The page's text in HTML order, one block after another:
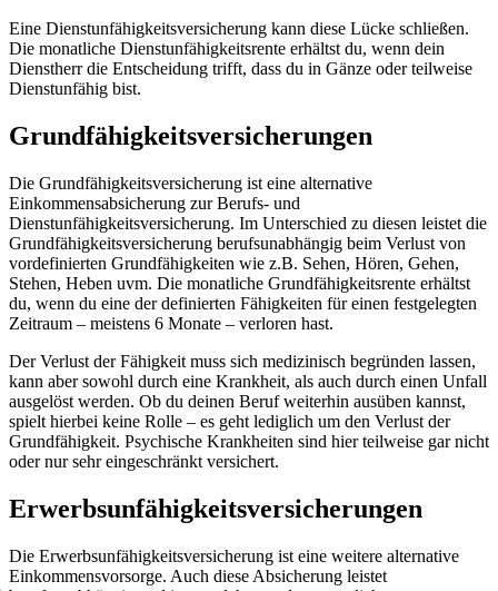
Eine Dienstunfähigkeitsversicherung kann diese Lücke schließen.
Die monatliche Dienstunfähigkeitsrente erhältst du, wenn dein
Dienstherr die Entscheidung trifft, dass du in Gänze oder teilweise
Dienstunfähig bist.
Grundfähigkeitsversicherungen
Die Grundfähigkeitsversicherung ist eine alternative
Einkommensabsicherung zur Berufs- und
Dienstunfähigkeitsversicherung. Im Unterschied zu diesen leistet die
Grundfähigkeitsversicherung berufsunabhängig beim Verlust von
vordefinierten Grundfähigkeiten wie z.B. Sehen, Hören, Gehen,
Stehen, Heben uvm. Die monatliche Grundfähigkeitsrente erhältst
du, wenn du eine der definierten Fähigkeiten für einen festgelegten
Zeitraum – meistens 6 Monate – verloren hast.
Der Verlust der Fähigkeit muss sich medizinisch begründen lassen,
kann aber sowohl durch eine Krankheit, als auch durch einen Unfall
ausgelöst werden. Ob du deinen Beruf weiterhin ausüben kannst,
spielt hierbei keine Rolle – es geht lediglich um den Verlust der
Grundfähigkeit. Psychische Krankheiten sind hier teilweise gar nicht
oder nur sehr eingeschränkt versichert.
Erwerbsunfähigkeitsversicherungen
Die Erwerbsunfähigkeitsversicherung ist eine weitere alternative
Einkommensvorsorge. Auch diese Absicherung leistet